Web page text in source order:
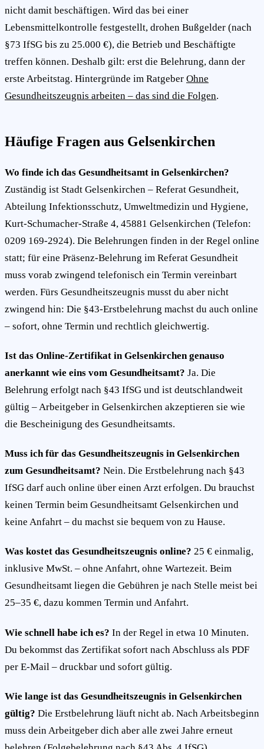
nicht damit beschäftigen. Wird das bei einer
Lebensmittelkontrolle festgestellt, drohen Bußgelder (nach
§73 IfSG bis zu 25.000 €), die Betrieb und Beschäftigte
treffen können. Deshalb gilt: erst die Belehrung, dann der
erste Arbeitstag. Hintergründe im Ratgeber Ohne
Gesundheitszeugnis arbeiten – das sind die Folgen.
Häufige Fragen aus Gelsenkirchen
Wo finde ich das Gesundheitsamt in Gelsenkirchen?
Zuständig ist Stadt Gelsenkirchen – Referat Gesundheit,
Abteilung Infektionsschutz, Umweltmedizin und Hygiene,
Kurt-Schumacher-Straße 4, 45881 Gelsenkirchen (Telefon:
0209 169-2924). Die Belehrungen finden in der Regel online
statt; für eine Präsenz-Belehrung im Referat Gesundheit
muss vorab zwingend telefonisch ein Termin vereinbart
werden. Fürs Gesundheitszeugnis musst du aber nicht
zwingend hin: Die §43-Erstbelehrung machst du auch online
– sofort, ohne Termin und rechtlich gleichwertig.
Ist das Online-Zertifikat in Gelsenkirchen genauso
anerkannt wie eins vom Gesundheitsamt? Ja. Die
Belehrung erfolgt nach §43 IfSG und ist deutschlandweit
gültig – Arbeitgeber in Gelsenkirchen akzeptieren sie wie
die Bescheinigung des Gesundheitsamts.
Muss ich für das Gesundheitszeugnis in Gelsenkirchen
zum Gesundheitsamt? Nein. Die Erstbelehrung nach §43
IfSG darf auch online über einen Arzt erfolgen. Du brauchst
keinen Termin beim Gesundheitsamt Gelsenkirchen und
keine Anfahrt – du machst sie bequem von zu Hause.
Was kostet das Gesundheitszeugnis online? 25 € einmalig,
inklusive MwSt. – ohne Anfahrt, ohne Wartezeit. Beim
Gesundheitsamt liegen die Gebühren je nach Stelle meist bei
25–35 €, dazu kommen Termin und Anfahrt.
Wie schnell habe ich es? In der Regel in etwa 10 Minuten.
Du bekommst das Zertifikat sofort nach Abschluss als PDF
per E-Mail – druckbar und sofort gültig.
Wie lange ist das Gesundheitszeugnis in Gelsenkirchen
gültig? Die Erstbelehrung läuft nicht ab. Nach Arbeitsbeginn
muss dein Arbeitgeber dich aber alle zwei Jahre erneut